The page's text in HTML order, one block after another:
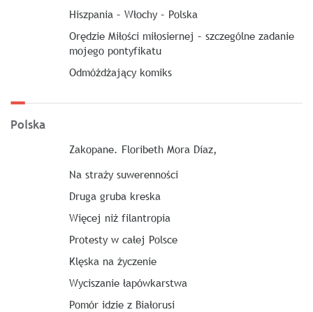
Hiszpania – Włochy – Polska
Orędzie Miłości miłosiernej – szczególne zadanie
mojego pontyfikatu
Odmóżdżający komiks
Polska
Zakopane. Floribeth Mora Díaz,
Na straży suwerenności
Druga gruba kreska
Więcej niż filantropia
Protesty w całej Polsce
Klęska na życzenie
Wyciszanie łapówkarstwa
Pomór idzie z Białorusi